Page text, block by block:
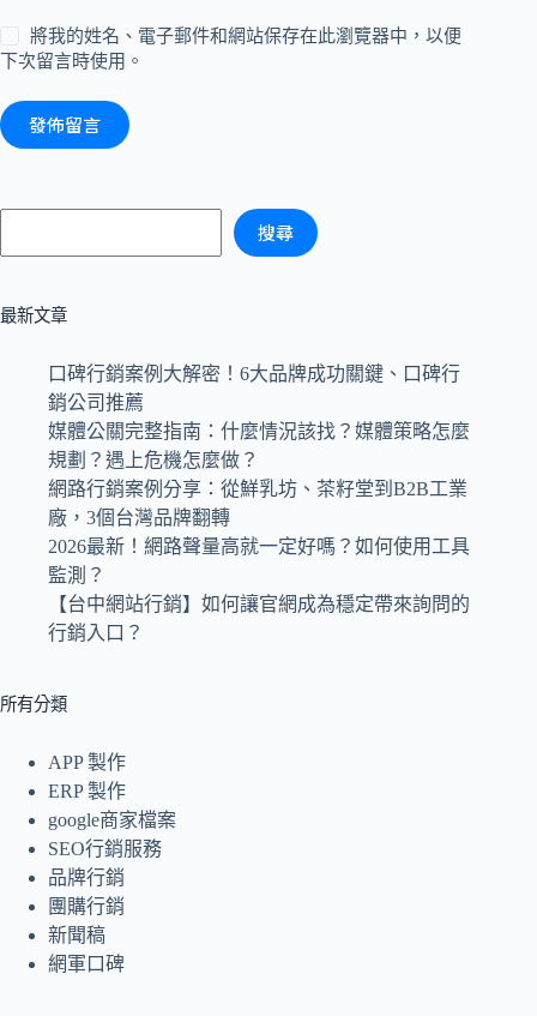
將我的姓名、電子郵件和網站保存在此瀏覽器中，以便
下次留言時使用。
發佈留言
搜尋
最新文章
口碑行銷案例大解密！6大品牌成功關鍵、口碑行
銷公司推薦
媒體公關完整指南：什麼情況該找？媒體策略怎麼
規劃？遇上危機怎麼做？
網路行銷案例分享：從鮮乳坊、茶籽堂到B2B工業
廠，3個台灣品牌翻轉
2026最新！網路聲量高就一定好嗎？如何使用工具
監測？
【台中網站行銷】如何讓官網成為穩定帶來詢問的
行銷入口？
所有分類
APP 製作
ERP 製作
google商家檔案
SEO行銷服務
品牌行銷
團購行銷
新聞稿
網軍口碑